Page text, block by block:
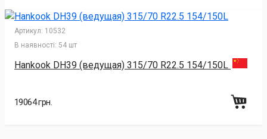
Артикул: 10532
В наявності: 54 шт
Hankook DH39 (ведущая) 315/70 R22.5 154/150L
19064 грн.